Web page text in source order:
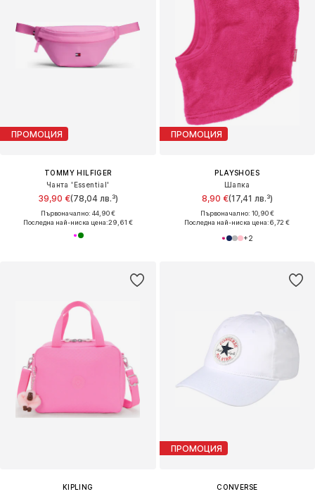
ПРОМОЦИЯ
TOMMY HILFIGER
Чанта 'Essential'
39,90 €(78,04 лв.³)
Първоначално: 44,90 €
Последна най-ниска цена:29,61 €
ПРОМОЦИЯ
PLAYSHOES
Шапка
8,90 €(17,41 лв.³)
Първоначално: 10,90 €
Последна най-ниска цена:6,72 €
+2
KIPLING
ПРОМОЦИЯ
CONVERSE